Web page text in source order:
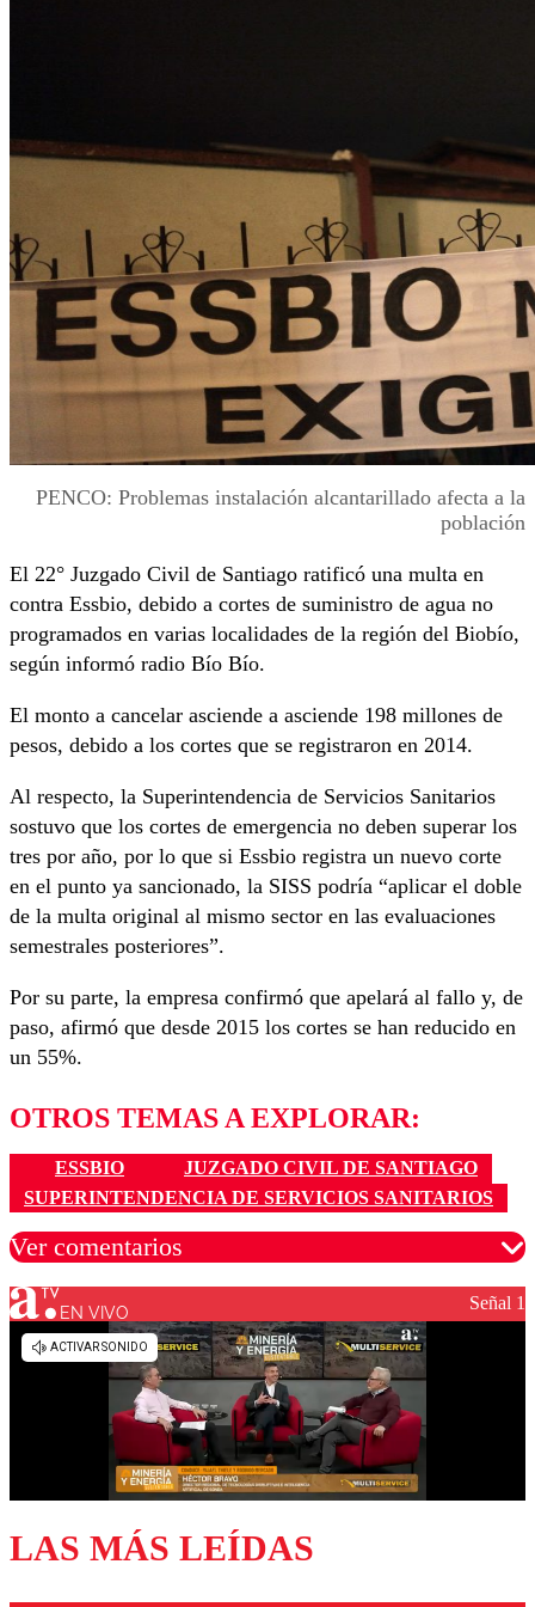
PENCO: Problemas instalación alcantarillado afecta a la
población
El 22° Juzgado Civil de Santiago ratificó una multa en
contra Essbio, debido a cortes de suministro de agua no
programados en varias localidades de la región del Biobío,
según informó radio Bío Bío.
El monto a cancelar asciende a asciende 198 millones de
pesos, debido a los cortes que se registraron en 2014.
Al respecto, la Superintendencia de Servicios Sanitarios
sostuvo que los cortes de emergencia no deben superar los
tres por año, por lo que si Essbio registra un nuevo corte
en el punto ya sancionado, la SISS podría “aplicar el doble
de la multa original al mismo sector en las evaluaciones
semestrales posteriores”.
Por su parte, la empresa confirmó que apelará al fallo y, de
paso, afirmó que desde 2015 los cortes se han reducido en
un 55%.
OTROS TEMAS A EXPLORAR:
ESSBIO
JUZGADO CIVIL DE SANTIAGO
SUPERINTENDENCIA DE SERVICIOS SANITARIOS
Ver comentarios
Los comentarios son moderados para garantizar un
diálogo respetuoso.
EN VIVO Señal 1
LAS MÁS LEÍDAS